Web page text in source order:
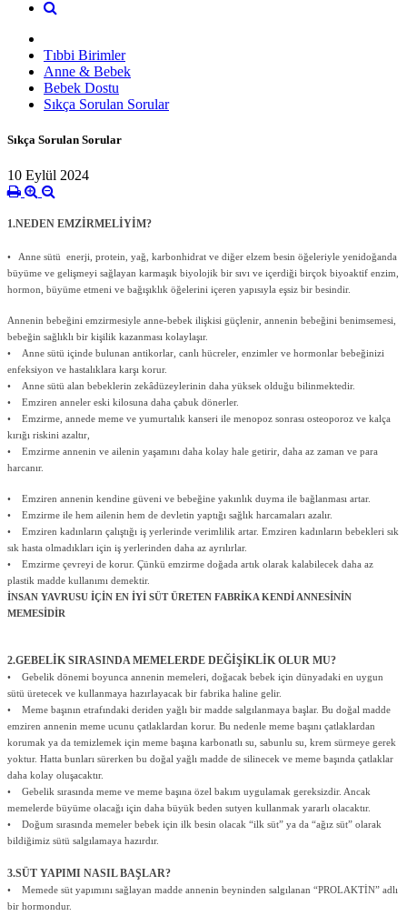
Tıbbi Birimler
Anne & Bebek
Bebek Dostu
Sıkça Sorulan Sorular
Sıkça Sorulan Sorular
10 Eylül 2024
1.NEDEN EMZİRMELİYİM?
• Anne sütü enerji, protein, yağ, karbonhidrat ve diğer elzem besin öğeleriyle yenidoğanda
büyüme ve gelişmeyi sağlayan karmaşık biyolojik bir sıvı ve içerdiği birçok biyoaktif enzim,
hormon, büyüme etmeni ve bağışıklık öğelerini içeren yapısıyla eşsiz bir besindir.
Annenin bebeğini emzirmesiyle anne-bebek ilişkisi güçlenir, annenin bebeğini benimsemesi,
bebeğin sağlıklı bir kişilik kazanması kolaylaşır.
• Anne sütü içinde bulunan antikorlar, canlı hücreler, enzimler ve hormonlar bebeğinizi
enfeksiyon ve hastalıklara karşı korur.
• Anne sütü alan bebeklerin zekâdüzeylerinin daha yüksek olduğu bilinmektedir.
• Emziren anneler eski kilosuna daha çabuk dönerler.
• Emzirme, annede meme ve yumurtalık kanseri ile menopoz sonrası osteoporoz ve kalça
kırığı riskini azaltır,
• Emzirme annenin ve ailenin yaşamını daha kolay hale getirir, daha az zaman ve para
harcanır.
• Emziren annenin kendine güveni ve bebeğine yakınlık duyma ile bağlanması artar.
• Emzirme ile hem ailenin hem de devletin yaptığı sağlık harcamaları azalır.
• Emziren kadınların çalıştığı iş yerlerinde verimlilik artar. Emziren kadınların bebekleri sık
sık hasta olmadıkları için iş yerlerinden daha az ayrılırlar.
• Emzirme çevreyi de korur. Çünkü emzirme doğada artık olarak kalabilecek daha az
plastik madde kullanımı demektir.
İNSAN YAVRUSU İÇİN EN İYİ SÜT ÜRETEN FABRİKA KENDİ ANNESİNİN
MEMESİDİR
2.GEBELİK SIRASINDA MEMELERDE DEĞİŞİKLİK OLUR MU?
• Gebelik dönemi boyunca annenin memeleri, doğacak bebek için dünyadaki en uygun
sütü üretecek ve kullanmaya hazırlayacak bir fabrika haline gelir.
• Meme başının etrafındaki deriden yağlı bir madde salgılanmaya başlar. Bu doğal madde
emziren annenin meme ucunu çatlaklardan korur. Bu nedenle meme başını çatlaklardan
korumak ya da temizlemek için meme başına karbonatlı su, sabunlu su, krem sürmeye gerek
yoktur. Hatta bunları sürerken bu doğal yağlı madde de silinecek ve meme başında çatlaklar
daha kolay oluşacaktır.
• Gebelik sırasında meme ve meme başına özel bakım uygulamak gereksizdir. Ancak
memelerde büyüme olacağı için daha büyük beden sutyen kullanmak yararlı olacaktır.
• Doğum sırasında memeler bebek için ilk besin olacak “ilk süt” ya da “ağız süt” olarak
bildiğimiz sütü salgılamaya hazırdır.
3.SÜT YAPIMI NASIL BAŞLAR?
• Memede süt yapımını sağlayan madde annenin beyninden salgılanan “PROLAKTİN” adlı
bir hormondur.